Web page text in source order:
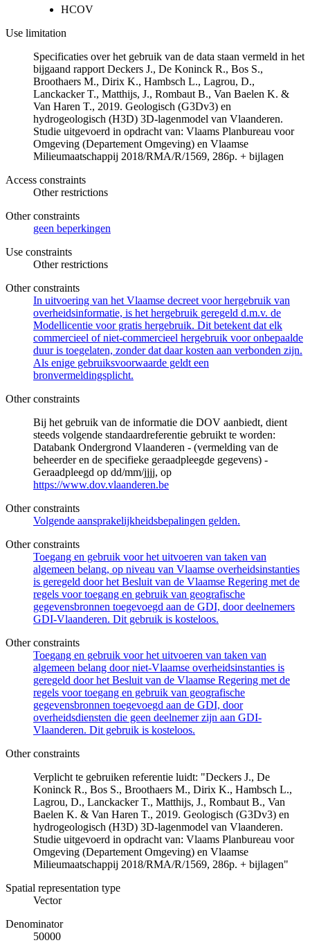
HCOV
Use limitation
Specificaties over het gebruik van de data staan vermeld in het
bijgaand rapport Deckers J., De Koninck R., Bos S.,
Broothaers M., Dirix K., Hambsch L., Lagrou, D.,
Lanckacker T., Matthijs, J., Rombaut B., Van Baelen K. &
Van Haren T., 2019. Geologisch (G3Dv3) en
hydrogeologisch (H3D) 3D-lagenmodel van Vlaanderen.
Studie uitgevoerd in opdracht van: Vlaams Planbureau voor
Omgeving (Departement Omgeving) en Vlaamse
Milieumaatschappij 2018/RMA/R/1569, 286p. + bijlagen
Access constraints
Other restrictions
Other constraints
geen beperkingen
Use constraints
Other restrictions
Other constraints
In uitvoering van het Vlaamse decreet voor hergebruik van
overheidsinformatie, is het hergebruik geregeld d.m.v. de
Modellicentie voor gratis hergebruik. Dit betekent dat elk
commercieel of niet-commercieel hergebruik voor onbepaalde
duur is toegelaten, zonder dat daar kosten aan verbonden zijn.
Als enige gebruiksvoorwaarde geldt een
bronvermeldingsplicht.
Other constraints
Bij het gebruik van de informatie die DOV aanbiedt, dient
steeds volgende standaardreferentie gebruikt te worden:
Databank Ondergrond Vlaanderen - (vermelding van de
beheerder en de specifieke geraadpleegde gegevens) -
Geraadpleegd op dd/mm/jjjj, op
https://www.dov.vlaanderen.be
Other constraints
Volgende aansprakelijkheidsbepalingen gelden.
Other constraints
Toegang en gebruik voor het uitvoeren van taken van
algemeen belang, op niveau van Vlaamse overheidsinstanties
is geregeld door het Besluit van de Vlaamse Regering met de
regels voor toegang en gebruik van geografische
gegevensbronnen toegevoegd aan de GDI, door deelnemers
GDI-Vlaanderen. Dit gebruik is kosteloos.
Other constraints
Toegang en gebruik voor het uitvoeren van taken van
algemeen belang door niet-Vlaamse overheidsinstanties is
geregeld door het Besluit van de Vlaamse Regering met de
regels voor toegang en gebruik van geografische
gegevensbronnen toegevoegd aan de GDI, door
overheidsdiensten die geen deelnemer zijn aan GDI-
Vlaanderen. Dit gebruik is kosteloos.
Other constraints
Verplicht te gebruiken referentie luidt: "Deckers J., De
Koninck R., Bos S., Broothaers M., Dirix K., Hambsch L.,
Lagrou, D., Lanckacker T., Matthijs, J., Rombaut B., Van
Baelen K. & Van Haren T., 2019. Geologisch (G3Dv3) en
hydrogeologisch (H3D) 3D-lagenmodel van Vlaanderen.
Studie uitgevoerd in opdracht van: Vlaams Planbureau voor
Omgeving (Departement Omgeving) en Vlaamse
Milieumaatschappij 2018/RMA/R/1569, 286p. + bijlagen"
Spatial representation type
Vector
Denominator
50000